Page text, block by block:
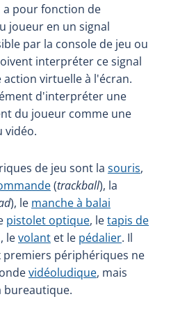
pour fonction de
joueur en un signal
par la console de jeu ou
interpréter ce signal
virtuelle à l'écran.
d'interpréter une
du joueur comme une
vidéo.
de jeu sont la souris,
(trackball), la
), le manche à balai
pistolet optique, letapis de
levolant et le pédalier. Il
périphériques ne
vidéoludique, mais
bureautique.